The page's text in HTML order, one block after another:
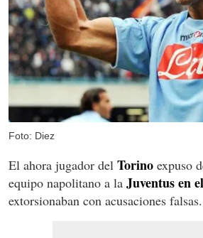
Foto: Diez
El ahora jugador del Torino expuso
equipo napolitano a la Juventus en
extorsionaban con acusaciones falsas.